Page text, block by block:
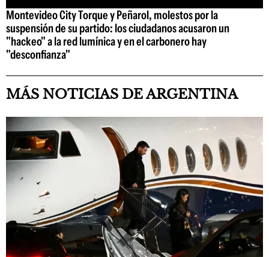
Montevideo City Torque y Peñarol, molestos por la
suspensión de su partido: los ciudadanos acusaron un
"hackeo" a la red lumínica y en el carbonero hay
"desconfianza"
MÁS NOTICIAS DE ARGENTINA